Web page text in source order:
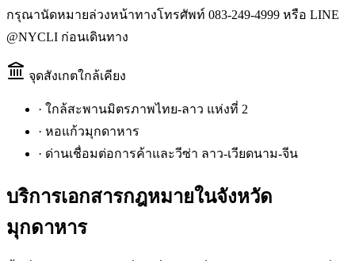
กรุณานัดหมายล่วงหน้าทางโทรศัพท์ 083-249-4999 หรือ LINE
@NYCLI ก่อนเดินทาง
จุดสังเกตใกล้เคียง
· ใกล้สะพานมิตรภาพไทย-ลาว แห่งที่ 2
· หอแก้วมุกดาหาร
· ด่านเชื่อมต่อการค้าและวีซ่า ลาว-เวียดนาม-จีน
บริการเอกสารกฎหมายในจังหวัด
มุกดาหาร